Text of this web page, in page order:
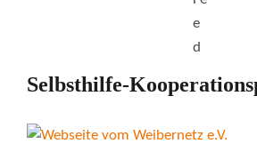
Selbsthilfe-